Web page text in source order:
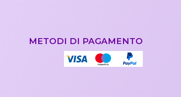
METODI DI PAGAMENTO